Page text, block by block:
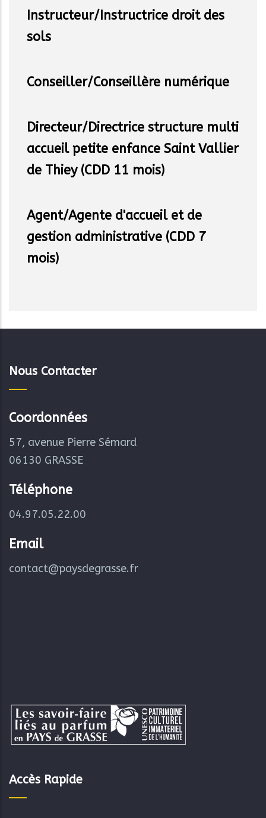
Instructeur/Instructrice droit des
sols
Conseiller/Conseillère numérique
Directeur/Directrice structure multi
accueil petite enfance Saint Vallier
de Thiey (CDD 11 mois)
Agent/Agente d'accueil et de
gestion administrative (CDD 7
mois)
Nous Contacter
Coordonnées
57, avenue Pierre Sémard
06130 GRASSE
Téléphone
04.97.05.22.00
Email
contact@paysdegrasse.fr
Accès Rapide